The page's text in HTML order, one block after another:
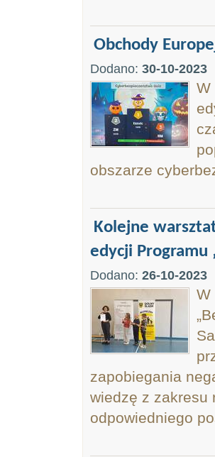
Obchody
Dodano: 30-10-2023
W
obszarze
Kolejne
edycji Programu
Dodano: 26-10-2023
W
zapobiegania
wiedzę z zakresu
odpowiedniego